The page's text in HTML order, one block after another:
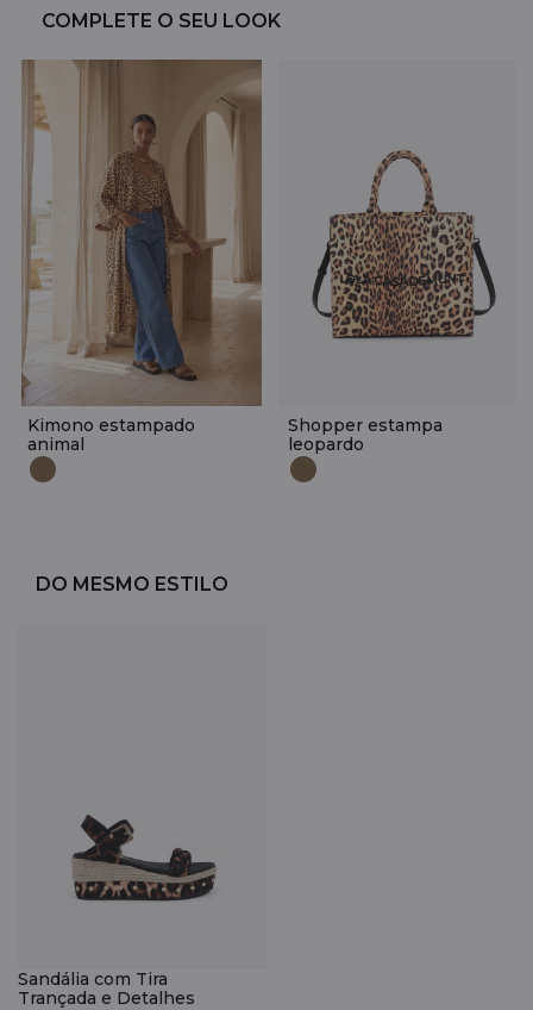
COMPLETE O SEU LOOK
Kimono estampado
animal
Shopper estampa
leopardo
DO MESMO ESTILO
Sandália com Tira
Trançada e Detalhes